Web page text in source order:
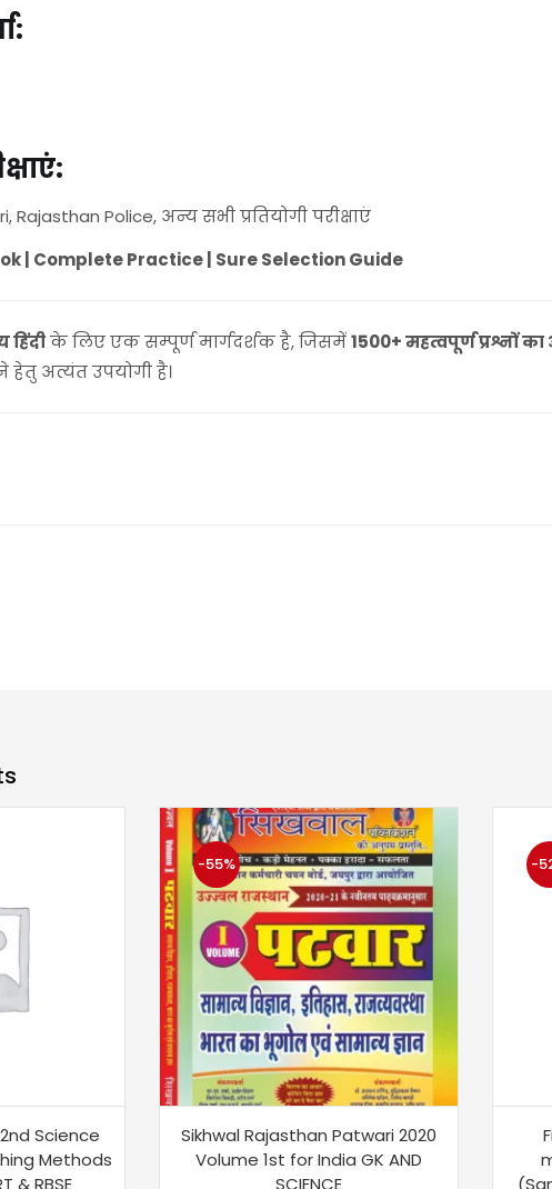
Rajasthan Police, अन्य सभी प्रतियोगी परीक्षाएं
| Complete Practice | Sure Selection Guide
हिंदीके लिए एक सम्पूर्ण मार्गदर्शक है, जिसमें1500+ महत्वपूर्ण प्रश्नों
अत्यंत उपयोगी है।
2nd Science
Methods
& RBSE
-55%
Sikhwal Rajasthan Patwari 2020
Volume 1st for India GK AND
SCIENCE
-